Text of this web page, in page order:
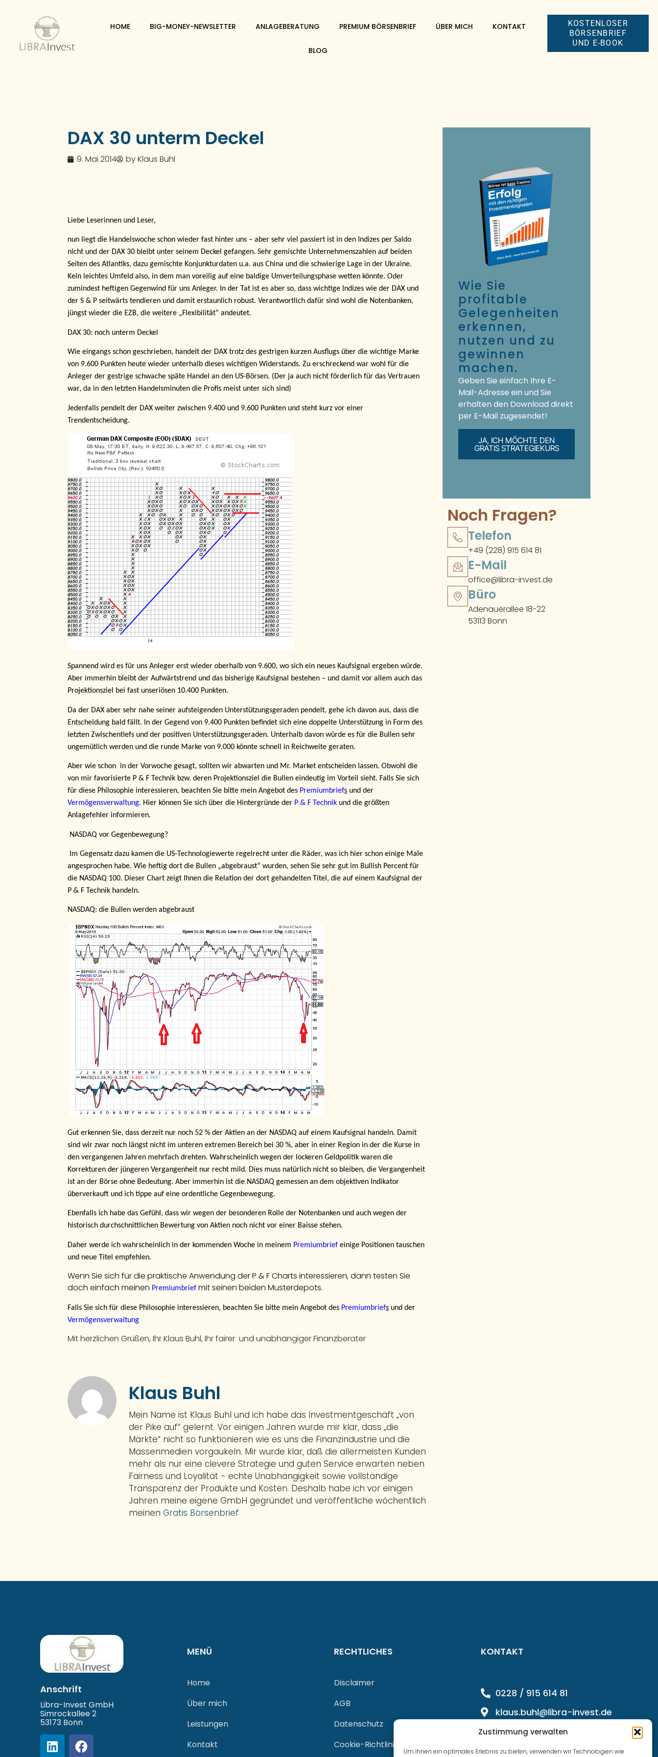
Zustimmung verwalten
Um Ihnen ein optimales Erlebnis zu bieten, verwenden wir Technologien wie
HOME BIG-MONEY-NEWSLETTER ANLAGEBERATUNG PREMIUM BÖRSENBRIEF ÜBER MICH KONTAKT
BLOG
KOSTENLOSER
BÖRSENBRIEF
UND E-BOOK
DAX 30 unterm Deckel
9. Mai 2014 byKlaus Buhl
Liebe Leserinnen und Leser,
nun liegt die Handelswoche schon wieder fast hinter uns – aber sehr viel passiert ist in den Indizes per Saldo
nicht und der DAX 30 bleibt unter seinem Deckel gefangen. Sehr gemischte Unternehmenszahlen auf beiden
Seiten des Atlantiks, dazu gemischte Konjunkturdaten u.a. aus China und die schwierige Lage in der Ukraine.
Kein leichtes Umfeld also, in dem man voreilig auf eine baldige Umverteilungsphase wetten könnte. Oder
zumindest heftigen Gegenwind für uns Anleger. In der Tat ist es aber so, dass wichtige Indizes wie der DAX und
der S & P seitwärts tendieren und damit erstaunlich robust. Verantwortlich dafür sind wohl die Notenbanken,
jüngst wieder die EZB, die weitere „Flexibilität“ andeutet.
DAX 30: noch unterm Deckel
Wie eingangs schon geschrieben, handelt der DAX trotz des gestrigen kurzen Ausflugs über die wichtige Marke
von 9.600 Punkten heute wieder unterhalb dieses wichtigen Widerstands. Zu erschreckend war wohl für die
Anleger der gestrige schwache späte Handel an den US-Börsen. (Der ja auch nicht förderlich für das Vertrauen
war, da in den letzten Handelsminuten die Profis meist unter sich sind)
Jedenfalls pendelt der DAX weiter zwischen 9.400 und 9.600 Punkten und steht kurz vor einer
Trendentscheidung.
Spannend wird es für uns Anleger erst wieder oberhalb von 9.600, wo sich ein neues Kaufsignal ergeben würde.
Aber immerhin bleibt der Aufwärtstrend und das bisherige Kaufsignal bestehen – und damit vor allem auch das
Projektionsziel bei fast unseriösen 10.400 Punkten.
Da der DAX aber sehr nahe seiner aufsteigenden Unterstützungsgeraden pendelt, gehe ich davon aus, dass die
Entscheidung bald fällt. In der Gegend von 9.400 Punkten befindet sich eine doppelte Unterstützung in Form des
letzten Zwischentiefs und der positiven Unterstützungsgeraden. Unterhalb davon würde es für die Bullen sehr
ungemütlich werden und die runde Marke von 9.000 könnte schnell in Reichweite geraten.
Aber wie schon in der Vorwoche gesagt, sollten wir abwarten und Mr. Market entscheiden lassen. Obwohl die
von mir favorisierte P & F Technik bzw. deren Projektionsziel die Bullen eindeutig im Vorteil sieht. Falls Sie sich
für diese Philosophie interessieren, beachten Sie bitte mein Angebot des Premiumbriefs und der
Vermögensverwaltung. Hier können Sie sich über die Hintergründe der P & F Technik und die größten
Anlagefehler informieren.
NASDAQ vor Gegenbewegung?
Im Gegensatz dazu kamen die US-Technologiewerte regelrecht unter die Räder, was ich hier schon einige Male
angesprochen habe. Wie heftig dort die Bullen „abgebraust“ wurden, sehen Sie sehr gut im Bullish Percent für
die NASDAQ 100. Dieser Chart zeigt Ihnen die Relation der dort gehandelten Titel, die auf einem Kaufsignal der
P & F Technik handeln.
NASDAQ: die Bullen werden abgebraust
Gut erkennen Sie, dass derzeit nur noch 52 % der Aktien an der NASDAQ auf einem Kaufsignal handeln. Damit
sind wir zwar noch längst nicht im unteren extremen Bereich bei 30 %, aber in einer Region in der die Kurse in
den vergangenen Jahren mehrfach drehten. Wahrscheinlich wegen der lockeren Geldpolitik waren die
Korrekturen der jüngeren Vergangenheit nur recht mild. Dies muss natürlich nicht so bleiben, die Vergangenheit
ist an der Börse ohne Bedeutung. Aber immerhin ist die NASDAQ gemessen an dem objektiven Indikator
überverkauft und ich tippe auf eine ordentliche Gegenbewegung.
Ebenfalls ich habe das Gefühl, dass wir wegen der besonderen Rolle der Notenbanken und auch wegen der
historisch durchschnittlichen Bewertung von Aktien noch nicht vor einer Baisse stehen.
Daher werde ich wahrscheinlich in der kommenden Woche in meinem Premiumbrief einige Positionen tauschen
und neue Titel empfehlen.
Wenn Sie sich für die praktische Anwendung der P & F Charts interessieren, dann testen Sie
doch einfach meinen Premiumbrief mit seinen beiden Musterdepots.
Falls Sie sich für diese Philosophie interessieren, beachten Sie bitte mein Angebot des Premiumbriefs und der
Vermögensverwaltung
Mit herzlichen Grüßen, Ihr Klaus Buhl, Ihr fairer und unabhängiger Finanzberater
Klaus Buhl
Mein Name ist Klaus Buhl und ich habe das Investmentgeschäft „von
der Pike auf“ gelernt. Vor einigen Jahren wurde mir klar, dass „die
Märkte“ nicht so funktionieren wie es uns die Finanzindustrie und die
Massenmedien vorgaukeln. Mir wurde klar, daß die allermeisten Kunden
mehr als nur eine clevere Strategie und guten Service erwarten neben
Fairness und Loyalität - echte Unabhängigkeit sowie vollständige
Transparenz der Produkte und Kosten. Deshalb habe ich vor einigen
Jahren meine eigene GmbH gegründet und veröffentliche wöchentlich
meinen Gratis Börsenbrief
Wie Sie
profitable
Gelegenheiten
erkennen,
nutzen und zu
gewinnen
machen.
Geben Sie einfach Ihre E-
Mail-Adresse ein und Sie
erhalten den Download direkt
per E-Mail zugesendet!
JA, ICH MÖCHTE DEN
GRATIS STRATEGIEKURS
Noch Fragen?
Telefon
+49 (228) 915 614 81
E-Mail
office@libra-invest.de
Büro
Adenauerallee 18-22
53113 Bonn
Anschrift
Libra-Invest GmbH
Simrockallee 2
53173 Bonn
MENÜ
Home
Über mich
Leistungen
Kontakt
RECHTLICHES
Disclaimer
AGB
Datenschutz
Cookie-Richtlinie (EU)
KONTAKT
0228 / 915 614 81
klaus.buhl@libra-invest.de